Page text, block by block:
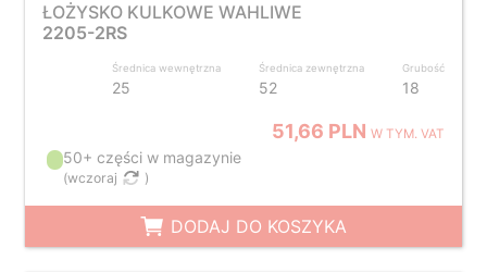
ŁOŻYSKO KULKOWE WAHLIWE
2205-2RS
Średnica wewnętrzna
25
Średnica zewnętrzna
52
Grubość
18
51,66 PLNW TYM. VAT
50+ części w magazynie
(wczoraj )
DODAJ DO KOSZYKA